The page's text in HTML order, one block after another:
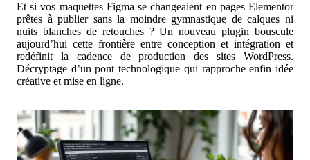
Et si vos maquettes Figma se changeaient en pages Elementor
prêtes à publier sans la moindre gymnastique de calques ni
nuits blanches de retouches ? Un nouveau plugin bouscule
aujourd’hui cette frontière entre conception et intégration et
redéfinit la cadence de production des sites WordPress.
Décryptage d’un pont technologique qui rapproche enfin idée
créative et mise en ligne.